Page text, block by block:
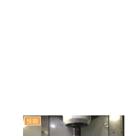
技能